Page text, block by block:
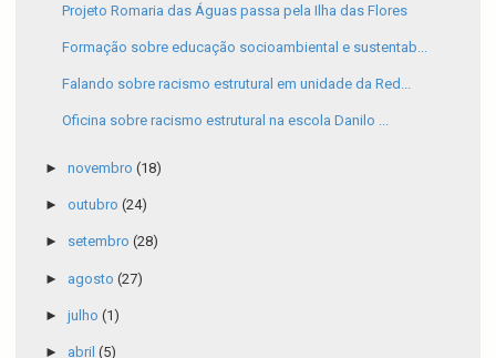
Projeto Romaria das Águas passa pela Ilha das Flores
Formação sobre educação socioambiental e sustentab...
Falando sobre racismo estrutural em unidade da Red...
Oficina sobre racismo estrutural na escola Danilo ...
► novembro (18)
► outubro (24)
► setembro (28)
► agosto (27)
► julho (1)
► abril (5)